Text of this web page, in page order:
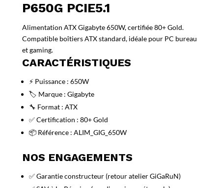
P650G PCIE5.1
Alimentation ATX Gigabyte 650W, certifiée 80+ Gold.
Compatible boîtiers ATX standard, idéale pour PC bureau
et gaming.
CARACTÉRISTIQUES
⚡ Puissance : 650W
🏷️ Marque : Gigabyte
🔧 Format : ATX
✅ Certification : 80+ Gold
📦 Référence : ALIM_GIG_650W
NOS ENGAGEMENTS
✅ Garantie constructeur (retour atelier GiGaRuN)